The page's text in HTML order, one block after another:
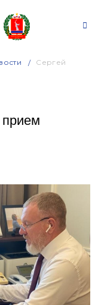
Сергей
прием